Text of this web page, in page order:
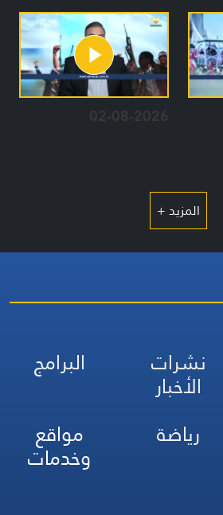
02-08-2026
المزيد +
نشرات
الأخبار
البرامج
رياضة مواقع
وخدمات